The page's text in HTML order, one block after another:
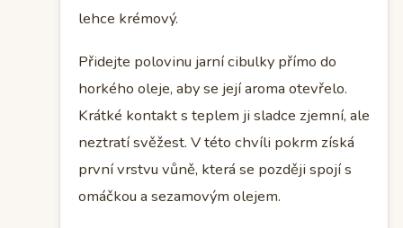
lehce krémový.
Přidejte polovinu jarní cibulky přímo do
horkého oleje, aby se její aroma otevřelo.
Krátké kontakt s teplem ji sladce zjemní, ale
neztratí svěžest. V této chvíli pokrm získá
první vrstvu vůně, která se později spojí s
omáčkou a sezamovým olejem.